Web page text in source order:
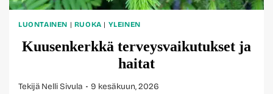
LUONTAINEN | RUOKA | YLEINEN
Kuusenkerkkä terveysvaikutukset ja
haitat
Tekijä Nelli Sivula 9 kesäkuun, 2026